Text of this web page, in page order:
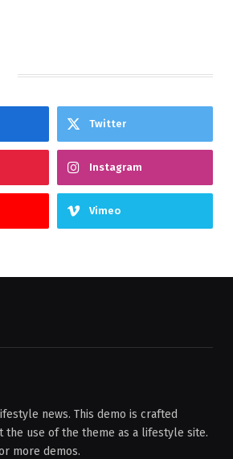
Twitter
Instagram
Vimeo
news. This demo is crafted
the use of the theme as a lifestyle site.
more demos.